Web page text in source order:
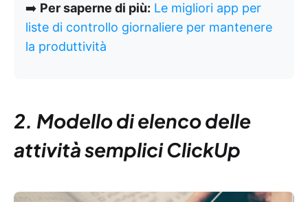
➡️ Per saperne di più: Le migliori app per
liste di controllo giornaliere per mantenere
la produttività
2. Modello di elenco delle
attività semplici ClickUp